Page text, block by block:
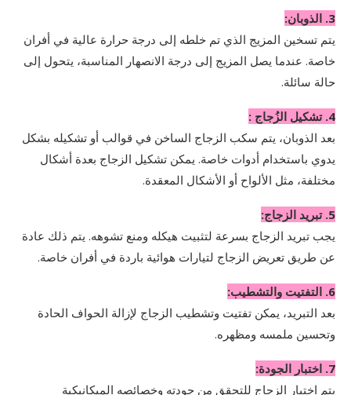
3. الذوبان:
يتم تسخين المزيج الذي تم خلطه إلى درجة حرارة عالية في أفران
خاصة. عندما يصل المزيج إلى درجة الانصهار المناسبة، يتحول إلى
حالة سائلة.
4. تشكيل الزُجاج :
بعد الذوبان، يتم سكب الزجاج الساخن في قوالب أو تشكيله بشكل
يدوي باستخدام أدوات خاصة. يمكن تشكيل الزجاج بعدة أشكال
مختلفة، مثل الألواح أو الأشكال المعقدة.
5. تبريد الزجاج:
يجب تبريد الزجاج بسرعة لتثبيت هيكله ومنع تشوهه. يتم ذلك عادة
عن طريق تعريض الزجاج لتيارات هوائية باردة في أفران خاصة.
6. التفتيت والتشطيب:
بعد التبريد، يمكن تفتيت وتشطيب الزجاج لإزالة الحواف الحادة
وتحسين ملمسه ومظهره.
7. اختبار الجودة:
يتم اختبار الزجاج للتحقق من جودته وخصائصه الميكانيكية